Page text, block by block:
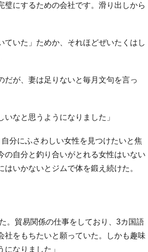
にするための会社です。滑り出しから
ていた」ためか、それほどぜいたくはし
が、妻は足りないと毎月文句を言っ
なと思うようになりました」
分にふさわしい女性を見つけたいと焦
自分と釣り合いがとれる女性はいない
いかないとジムで体を鍛え続けた。
。貿易関係の仕事をしており、3カ国語
社をもちたいと願っていた。しかも趣味
なりました」